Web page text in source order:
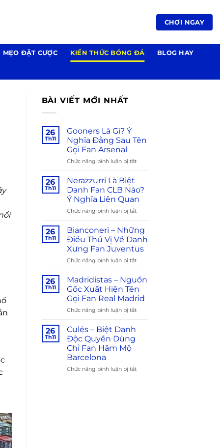
CHƠI NGAY
MẸO ĐẶT CƯỢC KIẾN THỨC BÓNG ĐÁ BLOG HAY
BÀI VIẾT MỚI NHẤT
26
Th11
Gooners Là Gì? Ý
Nghĩa Đằng Sau Tên
Gọi Fan Arsenal
Chức năng bình luận bị tắtở
Gì?
Ý
Nghĩa
Đằng
Tên
Gọi
Fan
Arsenal
26
Th11
Nerazzurri Là Biệt
Danh Fan CLB Nào?
Ý Nghĩa Liên Quan
Chức năng bình luận bị tắtở
Là
Biệt
Danh
Fan
CLB
Ý
Liên
Quan
26
Th11
Bianconeri – Những
Điều Thú Vị Về Danh
Xưng Fan Juventus
Chức năng bình luận bị tắtở
–
Điều
Thú
Vị
26
Th11
Madridistas – Nguồn
Gốc Xuất Hiện Tên
Gọi Fan Real Madrid
Chức năng bình luận bị tắtở
Tên
26
Th11
Culés – Biệt Danh
Độc Quyền Dùng
Chỉ Fan Hâm Mộ
Barcelona
Chức năng bình luận bị tắtở